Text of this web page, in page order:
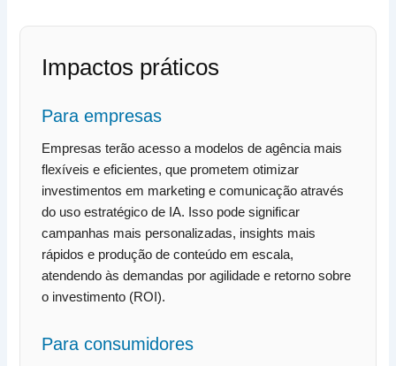
Impactos práticos
Para empresas
Empresas terão acesso a modelos de agência mais
flexíveis e eficientes, que prometem otimizar
investimentos em marketing e comunicação através
do uso estratégico de IA. Isso pode significar
campanhas mais personalizadas, insights mais
rápidos e produção de conteúdo em escala,
atendendo às demandas por agilidade e retorno sobre
o investimento (ROI).
Para consumidores